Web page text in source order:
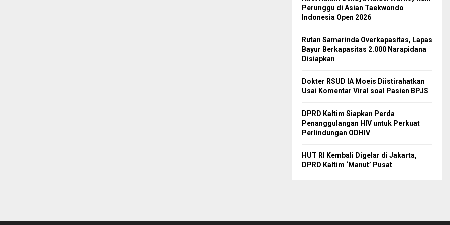
Perunggu di Asian Taekwondo
Indonesia Open 2026
Rutan Samarinda Overkapasitas, Lapas
Bayur Berkapasitas 2.000 Narapidana
Disiapkan
Dokter RSUD IA Moeis Diistirahatkan
Usai Komentar Viral soal Pasien BPJS
DPRD Kaltim Siapkan Perda
Penanggulangan HIV untuk Perkuat
Perlindungan ODHIV
HUT RI Kembali Digelar di Jakarta,
DPRD Kaltim ‘Manut’ Pusat